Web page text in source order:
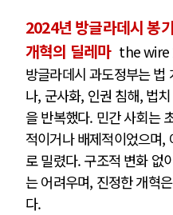
2024년 방글라데시 봉
개혁의 딜레마 the wire
방글라데시 과도정부는 법
나, 군사화, 인권 침해, 법
을 반복했다. 민간 사회는
적이거나 배제적이었으며,
로 밀렸다. 구조적 변화 없
는 어려우며, 진정한 개혁
다.